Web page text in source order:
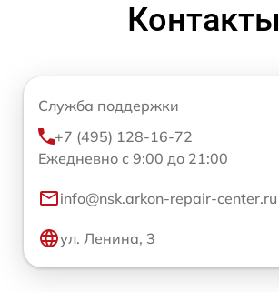
Контакты
Служба поддержки
+7 (495) 128-16-72
Ежедневно с 9:00 до 21:00
info@nsk.arkon-repair-center.ru
ул. Ленина, 3